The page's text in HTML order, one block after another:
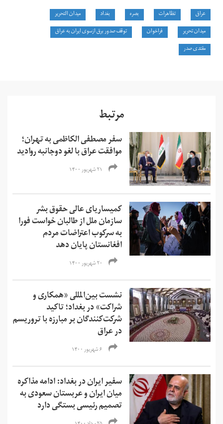
عراق تظاهرات بصره بغداد
میدان التحریر
میدان تحریر
فراخوان
توقف صدور برق ازسوی ایران به عراق
مقتدی صدر
مرتبط
سفر مصطفی الکاظمی به تهران؛
موافقت عراق با لغو دوجانبه روادید
۲۱ شهریور ۱۴۰۰
کمیساریای عالی حقوق بشر
سازمان ملل از طالبان خواست فورا
به سرکوب اعتراضات مردم
افغانستان پایان دهد
۲۰ شهریور ۱۴۰۰
نشست بین‌المللی «‌همکاری و
شراکت» در بغداد؛ تاکید
شرکت‌کنندگان بر مبارزه با تروریسم
در عراق
۶ شهریور ۱۴۰۰
سفیر ایران در بغداد: ادامه مذاکره
میان ایران و عربستان سعودی به
تصمیم رئيسی بستگی دارد